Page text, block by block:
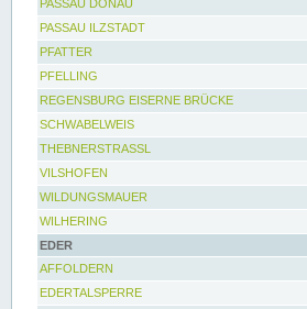
PASSAU DONAU
PASSAU ILZSTADT
PFATTER
PFELLING
REGENSBURG EISERNE BRÜCKE
SCHWABELWEIS
THEBNERSTRASSL
VILSHOFEN
WILDUNGSMAUER
WILHERING
EDER
AFFOLDERN
EDERTALSPERRE